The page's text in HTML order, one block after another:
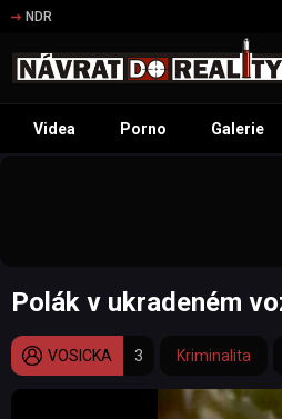
NDR
Videa Porno Galerie
Polák v ukradeném
VOSICKA 3 Kriminalita